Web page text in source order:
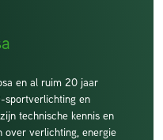
en al ruim 20 jaar
sportverlichting en
technische kennis en
over verlichting, energie